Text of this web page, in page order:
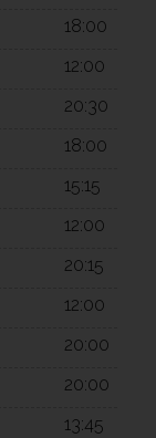
18:00
12:00
20:30
18:00
15:15
12:00
20:15
12:00
20:00
20:00
13:45